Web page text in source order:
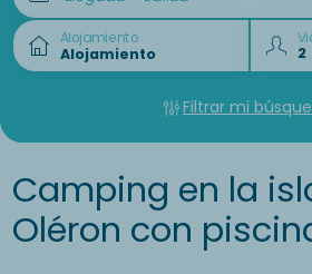
Alojamiento
Filtrar mi
Camping en la
Oléron con